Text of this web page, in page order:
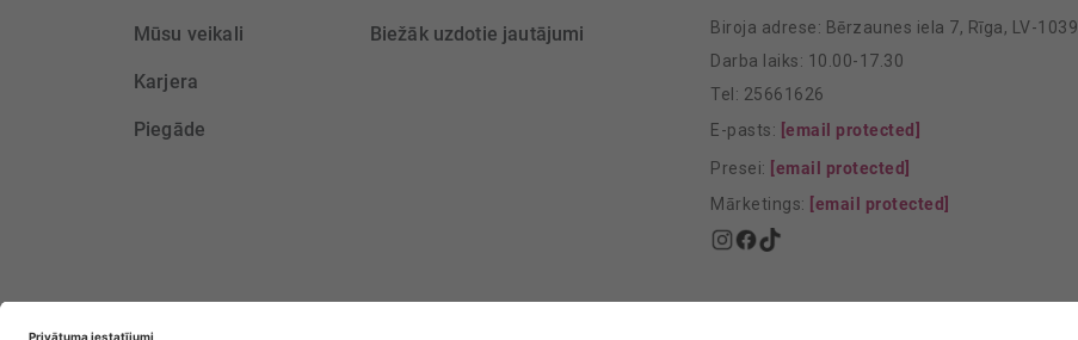
Mūsu veikali
Karjera
Piegāde
Biežāk uzdotie jautājumi
Biroja adrese: Bērzaunes iela 7, Rīga, LV-1039
Darba laiks: 10.00-17.30
Tel: 25661626
E-pasts: [email protected]
Presei: [email protected]
Mārketings: [email protected]